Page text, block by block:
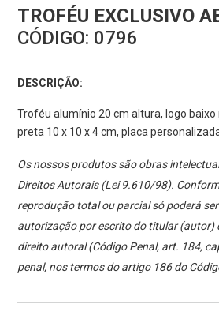
TROFÉU EXCLUSIVO
CÓDIGO: 0796
DESCRIÇÃO:
Troféu alumínio 20 cm altura, logo
preta 10 x 10 x 4 cm, placa
Os nossos produtos são obras
Direitos Autorais (Lei 9.610/98).
reprodução total ou parcial só poderá
autorização por escrito do titular (autor)
direito autoral (Código Penal, art. 184,
penal, nos termos do artigo 186 do